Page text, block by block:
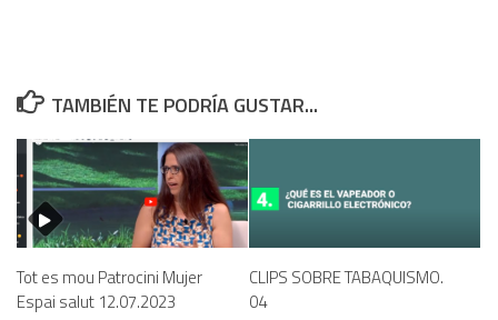
TAMBIÉN TE PODRÍA GUSTAR...
Tot es mou Patrocini Mujer
Espai salut 12.07.2023
CLIPS SOBRE TABAQUISMO.
04